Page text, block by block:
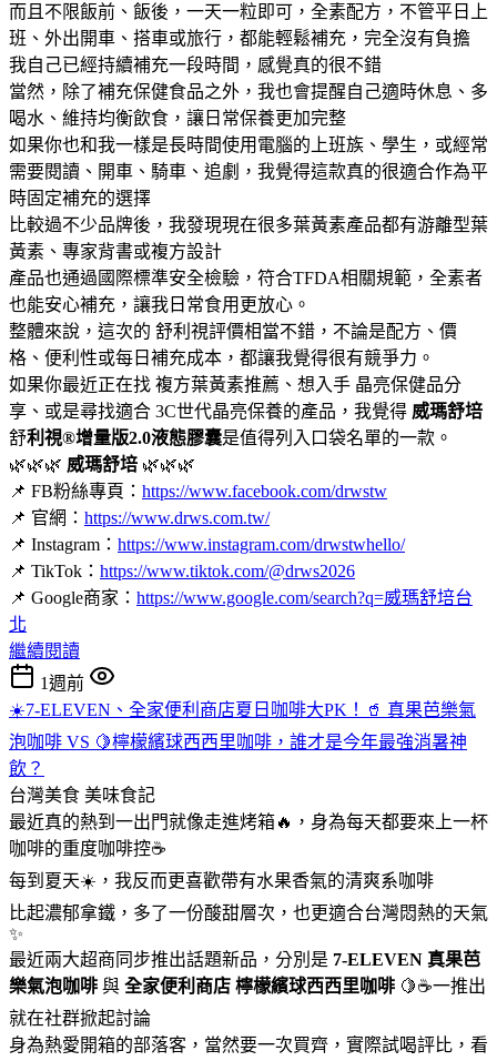
而且不限飯前、飯後，一天一粒即可，全素配方，不管平日上
班、外出開車、搭車或旅行，都能輕鬆補充，完全沒有負擔
我自己已經持續補充一段時間，感覺真的很不錯
當然，除了補充保健食品之外，我也會提醒自己適時休息、多
喝水、維持均衡飲食，讓日常保養更加完整
如果你也和我一樣是長時間使用電腦的上班族、學生，或經常
需要閱讀、開車、騎車、追劇，我覺得這款真的很適合作為平
時固定補充的選擇
比較過不少品牌後，我發現現在很多葉黃素產品都有游離型葉
黃素、專家背書或複方設計
產品也通過國際標準安全檢驗，符合TFDA相關規範，全素者
也能安心補充，讓我日常食用更放心。
整體來說，這次的 舒利視評價相當不錯，不論是配方、價
格、便利性或每日補充成本，都讓我覺得很有競爭力。
如果你最近正在找 複方葉黃素推薦、想入手 晶亮保健品分
享、或是尋找適合 3C世代晶亮保養的產品，我覺得 威瑪舒培
舒利視®增量版2.0液態膠囊是值得列入口袋名單的一款。
🌿🌿🌿 威瑪舒培 🌿🌿🌿
📌 FB粉絲專頁： https://www.facebook.com/drwstw
📌 官網： https://www.drws.com.tw/
📌 Instagram： https://www.instagram.com/drwstwhello/
📌 TikTok： https://www.tiktok.com/@drws2026
📌 Google商家： https://www.google.com/search?q=威瑪舒培台
北
繼續閱讀
1週前
☀️7-ELEVEN、全家便利商店夏日咖啡大PK！🥤 真果芭樂氣
泡咖啡 VS 🍋檸檬繽球西西里咖啡，誰才是今年最強消暑神
飲？
台灣美食 美味食記
最近真的熱到一出門就像走進烤箱🔥，身為每天都要來上一杯
咖啡的重度咖啡控☕
每到夏天☀️，我反而更喜歡帶有水果香氣的清爽系咖啡
比起濃郁拿鐵，多了一份酸甜層次，也更適合台灣悶熱的天氣
✨
最近兩大超商同步推出話題新品，分別是 7-ELEVEN 真果芭
樂氣泡咖啡 與 全家便利商店 檸檬繽球西西里咖啡 🍋☕一推出
就在社群掀起討論
身為熱愛開箱的部落客，當然要一次買齊，實際試喝評比，看